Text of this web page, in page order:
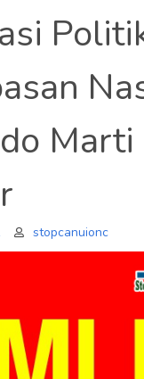
Marti
stopcanuionc